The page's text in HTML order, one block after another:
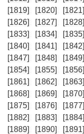
[1819]
[1820] [1821]
[1826]
[1827] [1828]
[1833]
[1834] [1835]
[1840]
[1841] [1842]
[1847]
[1848] [1849]
[1854]
[1855] [1856]
[1861]
[1862] [1863]
[1868]
[1869] [1870]
[1875]
[1876] [1877]
[1882]
[1883] [1884]
[1889]
[1890] [1891]